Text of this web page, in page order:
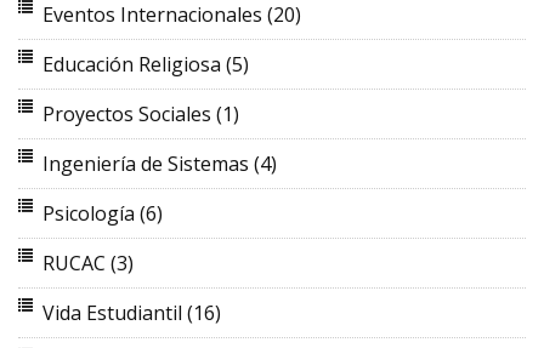
Eventos Internacionales (20)
Educación Religiosa (5)
Proyectos Sociales (1)
Ingeniería de Sistemas (4)
Psicología (6)
RUCAC (3)
Vida Estudiantil (16)